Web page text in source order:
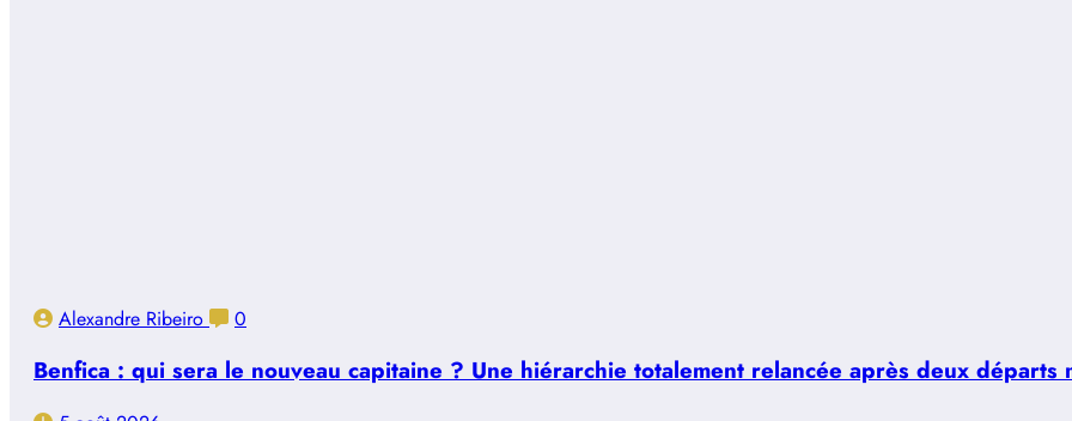
Alexandre Ribeiro 0
Benfica : qui sera le nouveau capitaine ? Une hiérarchie totalement relancée après deux départs